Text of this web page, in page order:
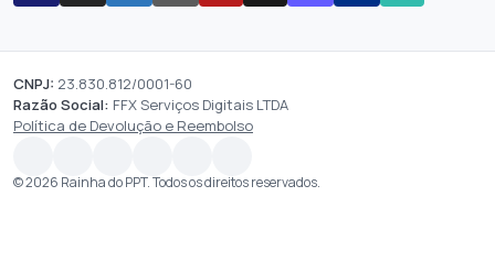
CNPJ: 23.830.812/0001-60
Razão Social: FFX Serviços Digitais LTDA
Política de Devolução e Reembolso
© 2026 Rainha do PPT. Todos os direitos reservados.